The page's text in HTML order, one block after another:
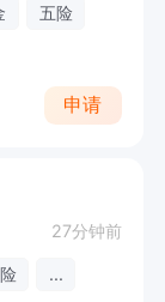
五险
申请
27分钟前
...